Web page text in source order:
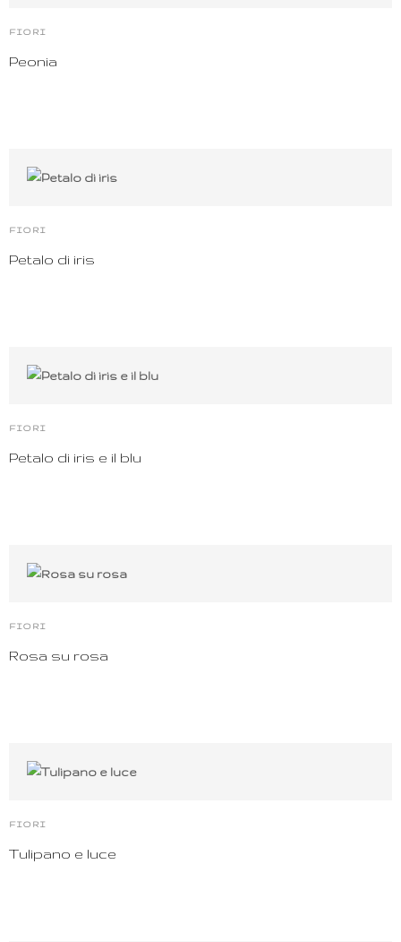
FIORI
Peonia
FIORI
Petalo di iris
FIORI
Petalo di iris e il blu
FIORI
Rosa su rosa
FIORI
Tulipano e luce